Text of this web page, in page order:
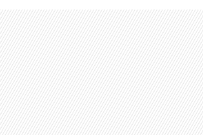
Skip to main content